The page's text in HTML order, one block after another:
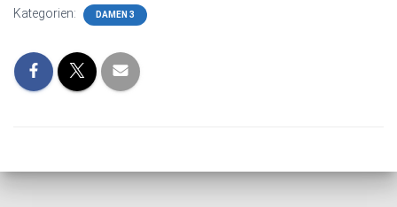
Kategorien: DAMEN 3